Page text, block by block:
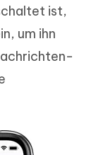
ist,
um ihn